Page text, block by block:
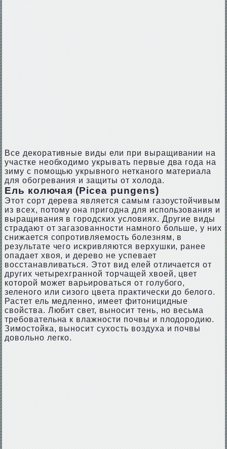
Все декоративные виды ели при выращивании на
участке необходимо укрывать первые два года на
зиму с помощью укрывного нетканого материала
для обогревания и защиты от холода.
Ель колючая (Picea pungens)
Этот сорт дерева является самым газоустойчивым
из всех, потому она пригодна для использования и
выращивания в городских условиях. Другие виды
страдают от загазованности намного больше, у них
снижается сопротивляемость болезням, в
результате чего искривляются верхушки, ранее
опадает хвоя, и дерево не успевает
восстанавливаться. Этот вид елей отличается от
других четырехгранной торчащей хвоей, цвет
которой может варьироваться от голубого,
зеленого или сизого цвета практически до белого.
Растет ель медленно, имеет фитоницидные
свойства. Любит свет, выносит тень, но весьма
требовательна к влажности почвы и плодородию.
Зимостойка, выносит сухость воздуха и почвы
довольно легко.